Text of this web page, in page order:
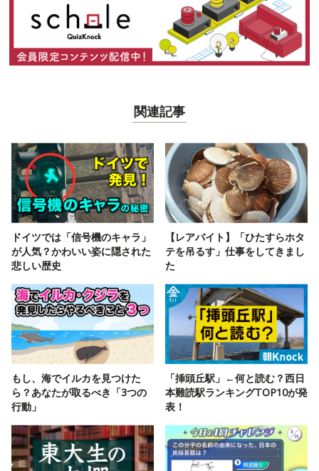
関連記事
ドイツでは「信号機のキャラ」
が人気？かわいい姿に隠された
悲しい歴史
【レアバイト】「ひたすらホタ
テを吊るす」仕事をしてきまし
た
もし、海でイルカを見つけた
ら？あなたが取るべき「3つの
行動」
「挿頭丘駅」←何と読む？西日
本難読駅ランキングTOP10が発
表！